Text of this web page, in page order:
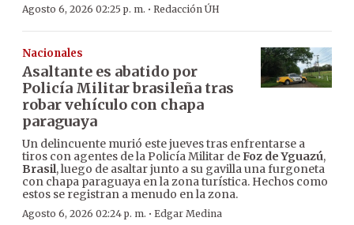
Agosto 6, 2026 02:25 p. m. · Redacción ÚH
Nacionales
Asaltante es abatido por
Policía Militar brasileña tras
robar vehículo con chapa
paraguaya
Un delincuente murió este jueves tras enfrentarse a
tiros con agentes de la Policía Militar deFoz de Yguazú,
Brasil, luego de asaltar junto a su gavilla una furgoneta
con chapa paraguaya en la zona turística. Hechos como
estos se registran a menudo en la zona.
Agosto 6, 2026 02:24 p. m. · Edgar Medina